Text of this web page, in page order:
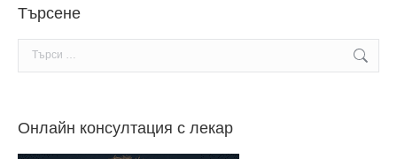
Търсене
Search:
Онлайн консултация с лекар